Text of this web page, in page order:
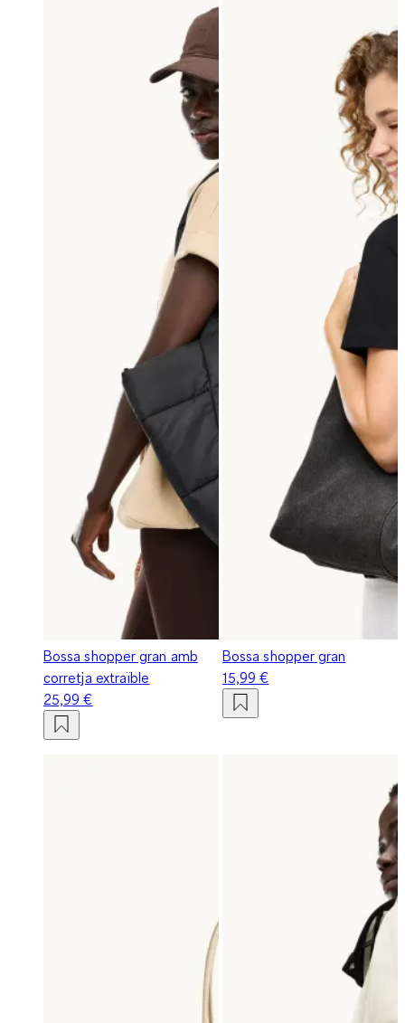
Bossa shopper gran amb
corretja extraïble
25,99 €
Bossa shopper gran
15,99 €